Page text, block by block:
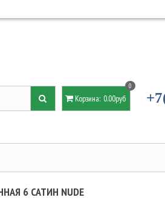
Корзина:
0
0.00руб
6 САТИН NUDE